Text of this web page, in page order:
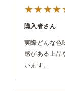
購入者さん
実際どんな色
感がある上品
います。